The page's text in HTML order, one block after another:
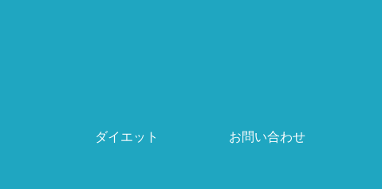
ダイエット お問い合わせ